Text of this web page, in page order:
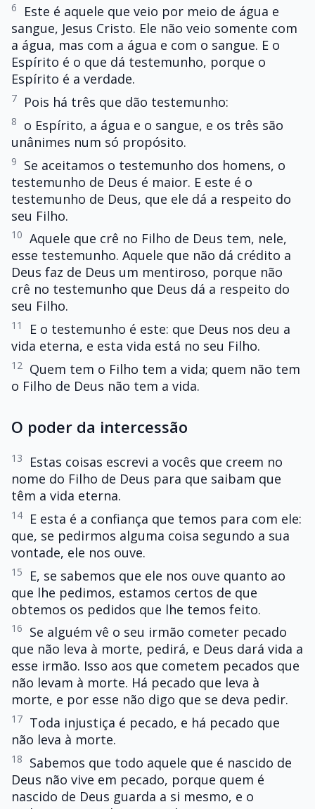
6
Este é aquele que veio por meio de água e
sangue, Jesus Cristo. Ele não veio somente com
a água, mas com a água e com o sangue. E o
Espírito é o que dá testemunho, porque o
Espírito é a verdade.
7 Pois há três que dão testemunho:
8
o Espírito, a água e o sangue, e os três são
unânimes num só propósito.
9
Se aceitamos o testemunho dos homens, o
testemunho de Deus é maior. E este é o
testemunho de Deus, que ele dá a respeito do
seu Filho.
10 Aquele que crê no Filho de Deus tem, nele,
esse testemunho. Aquele que não dá crédito a
Deus faz de Deus um mentiroso, porque não
crê no testemunho que Deus dá a respeito do
seu Filho.
11
E o testemunho é este: que Deus nos deu a
vida eterna, e esta vida está no seu Filho.
12 Quem tem o Filho tem a vida; quem não tem
o Filho de Deus não tem a vida.
O poder da intercessão
13
Estas coisas escrevi a vocês que creem no
nome do Filho de Deus para que saibam que
têm a vida eterna.
14
E esta é a confiança que temos para com ele:
que, se pedirmos alguma coisa segundo a sua
vontade, ele nos ouve.
15
E, se sabemos que ele nos ouve quanto ao
que lhe pedimos, estamos certos de que
obtemos os pedidos que lhe temos feito.
16
Se alguém vê o seu irmão cometer pecado
que não leva à morte, pedirá, e Deus dará vida a
esse irmão. Isso aos que cometem pecados que
não levam à morte. Há pecado que leva à
morte, e por esse não digo que se deva pedir.
17 Toda injustiça é pecado, e há pecado que
não leva à morte.
18
Sabemos que todo aquele que é nascido de
Deus não vive em pecado, porque quem é
nascido de Deus guarda a si mesmo, e o